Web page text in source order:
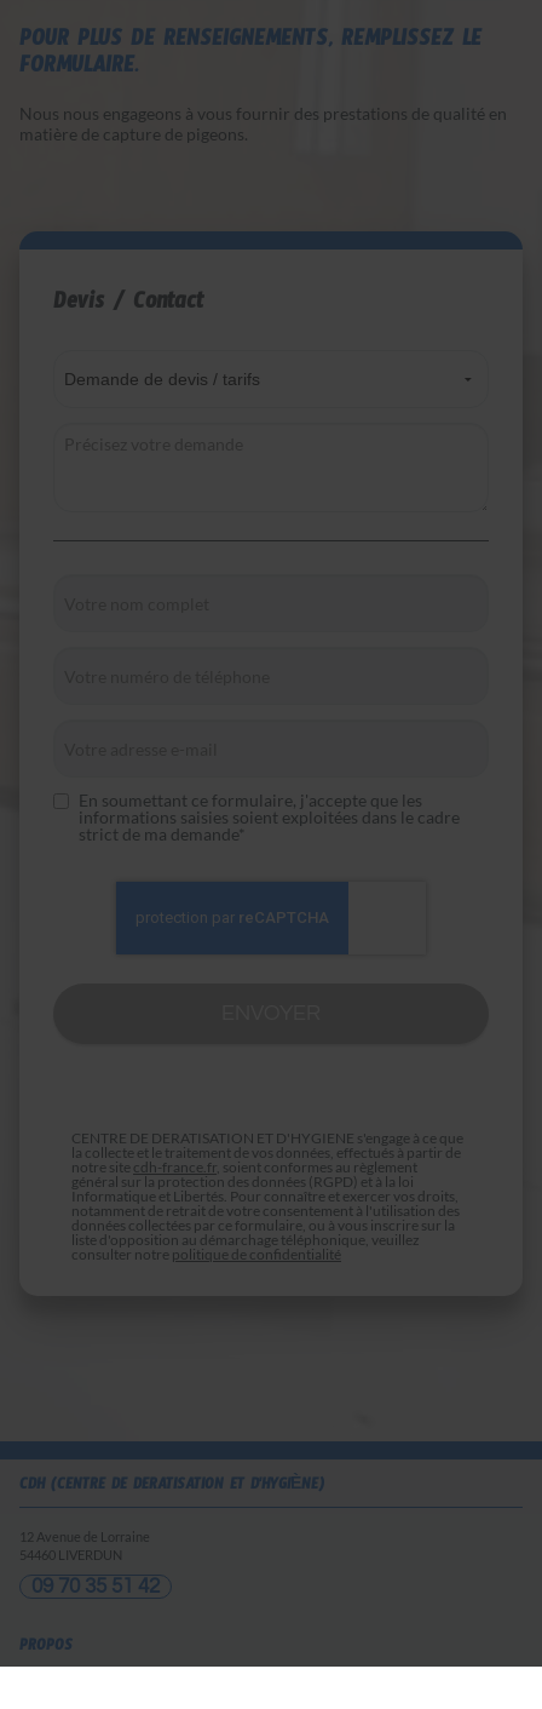
POUR PLUS DE RENSEIGNEMENTS, REMPLISSEZ LE
FORMULAIRE.
Nous nous engageons à vous fournir des prestations de qualité en
matière de capture de pigeons.
Devis / Contact
En soumettant ce formulaire, j'accepte que les
informations saisies soient exploitées dans le cadre
strict de ma demande*
CENTRE DE DERATISATION ET D'HYGIENE s'engage à ce que
la collecte et le traitement de vos données, effectués à partir de
notre site cdh-france.fr , soient conformes au règlement
général sur la protection des données (RGPD) et à la loi
Informatique et Libertés. Pour connaître et exercer vos droits,
notamment de retrait de votre consentement à l'utilisation des
données collectées par ce formulaire, ou à vous inscrire sur la
liste d'opposition au démarchage téléphonique, veuillez
consulter notre politique de confidentialité
CDH (CENTRE DE DÉRATISATION ET D'HYGIÈNE)
12 Avenue de Lorraine
54460 LIVERDUN
09 70 35 51 42
PROPOS